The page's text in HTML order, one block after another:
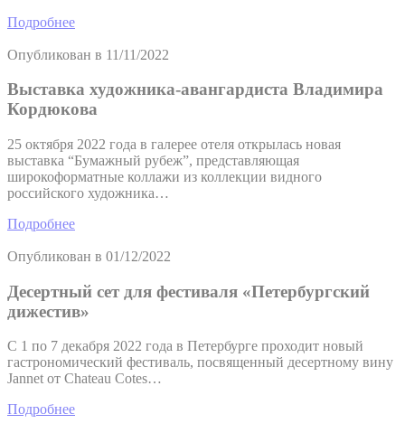
Подробнее
Опубликован в 11/11/2022
Выставка художника-авангардиста Владимира
Кордюкова
25 октября 2022 года в галерее отеля открылась новая
выставка “Бумажный рубеж”, представляющая
широкоформатные коллажи из коллекции видного
российского художника…
Подробнее
Опубликован в 01/12/2022
Десертный сет для фестиваля «Петербургский
дижестив»
С 1 по 7 декабря 2022 года в Петербурге проходит новый
гастрономический фестиваль, посвященный десертному вину
Jannet от Chateau Cotes…
Подробнее